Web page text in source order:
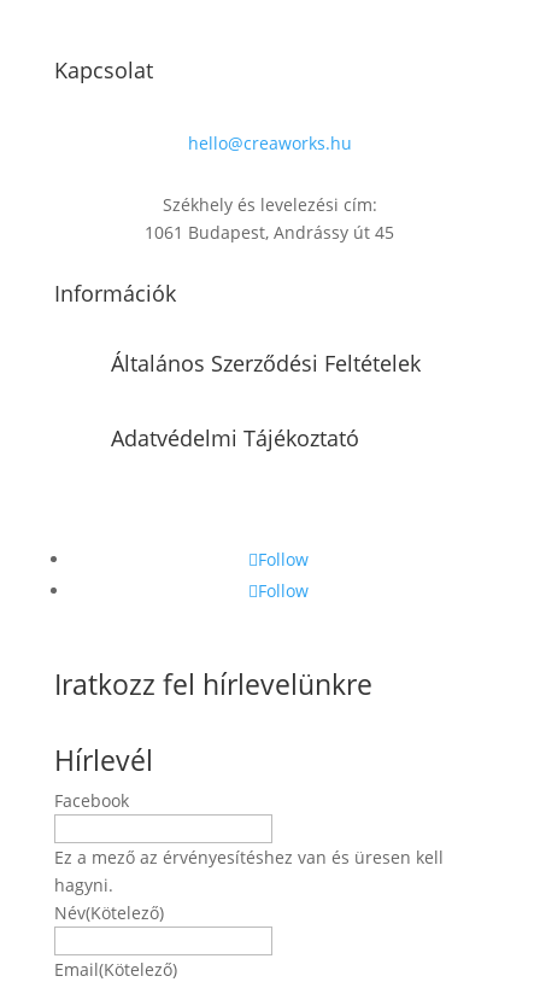
Kapcsolat
hello@creaworks.hu
Székhely és levelezési cím:
1061 Budapest, Andrássy út 45
Információk
Általános Szerződési Feltételek
Adatvédelmi Tájékoztató
Follow
Follow
Iratkozz fel hírlevelünkre
Hírlevél
Facebook
Ez a mező az érvényesítéshez van és üresen kell
hagyni.
Név(Kötelező)
Email(Kötelező)